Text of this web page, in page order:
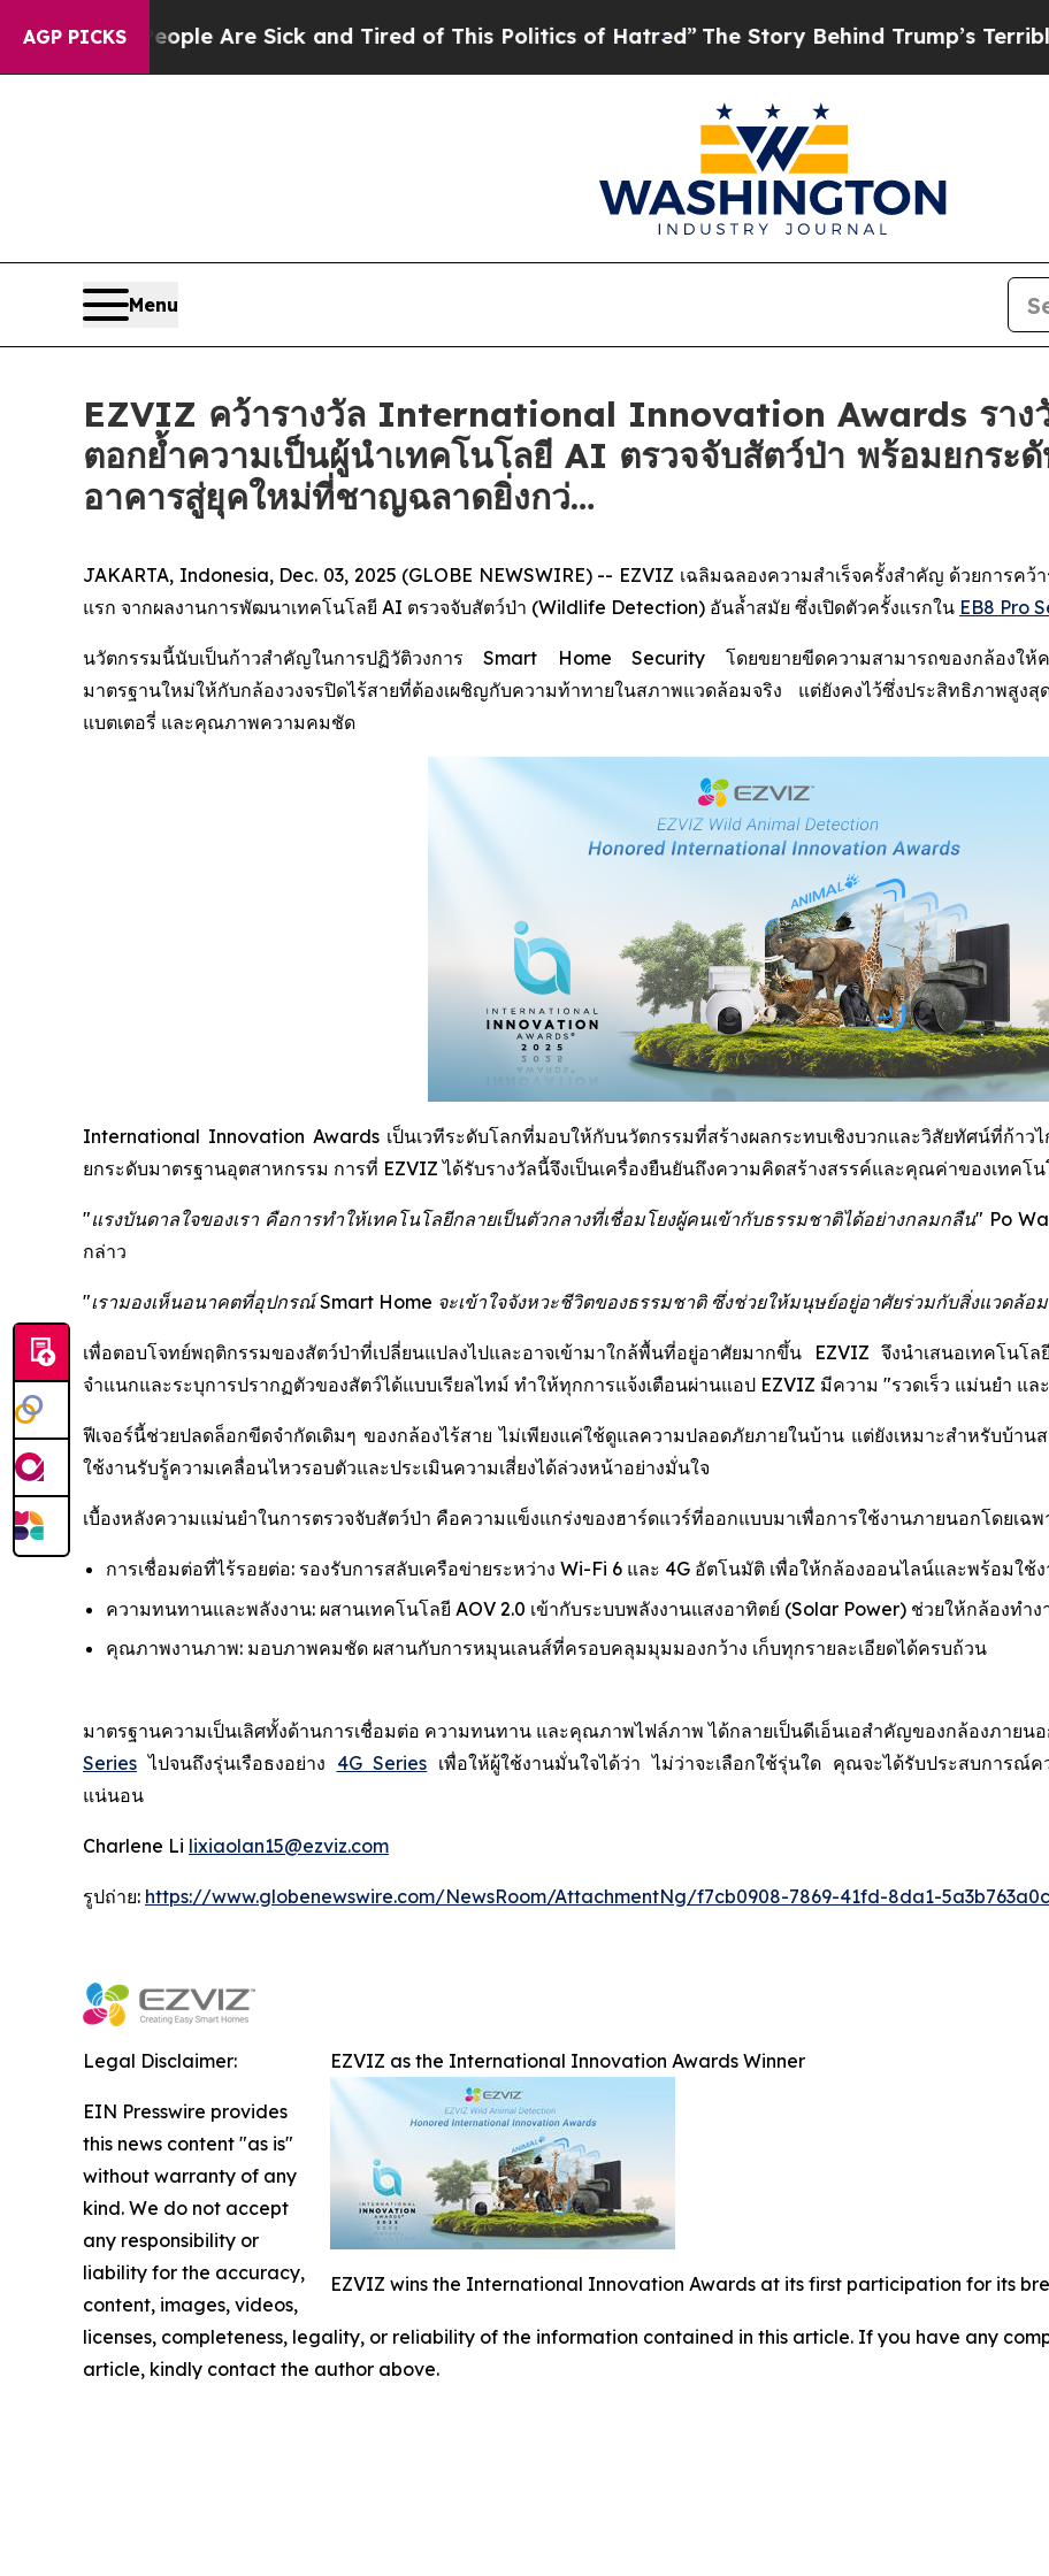
AGP PICKS
“People Are Sick and Tired of This Politics of Hatred” The Story Behind Trump’s Terrible
Menu
EZVIZ คว้ารางวัล International Innovation Awards ราง
ตอกย้ำความเป็นผู้นำเทคโนโลยี AI ตรวจจับสัตว์ป่า พร้อมยกระ
อาคารสู่ยุคใหม่ที่ชาญฉลาดยิ่งกว่…
JAKARTA, Indonesia, Dec. 03, 2025 (GLOBE NEWSWIRE) -- EZVIZ เฉลิมฉลองความสำเร็จครั้งสำคัญ ด้วยการค
แรก จากผลงานการพัฒนาเทคโนโลยี AI ตรวจจับสัตว์ป่า (Wildlife Detection) อันล้ำสมัย ซึ่งเปิดตัวครั้งแรกใน EB8 Pro
นวัตกรรมนี้นับเป็นก้าวสำคัญในการปฏิวัติวงการ Smart Home Security โดยขยายขีดความสามารถของกล้องให้
มาตรฐานใหม่ให้กับกล้องวงจรปิดไร้สายที่ต้องเผชิญกับความท้าทายในสภาพแวดล้อมจริง แต่ยังคงไว้ซึ่งประสิทธิภาพ
แบตเตอรี่ และคุณภาพความคมชัด
International Innovation Awards เป็นเวทีระดับโลกที่มอบให้กับนวัตกรรมที่สร้างผลกระทบเชิงบวกและวิสัยทัศน์ที่ก้า
ยกระดับมาตรฐานอุตสาหกรรม การที่ EZVIZ ได้รับรางวัลนี้จึงเป็นเครื่องยืนยันถึงความคิดสร้างสรรค์และคุณค่าของเทคโ
"แรงบันดาลใจของเรา คือการทำให้เทคโนโลยีกลายเป็นตัวกลางที่เชื่อมโยงผู้คนเข้ากับธรรมชาติได้อย่างกลมกลืน" Po
กล่าว
"เรามองเห็นอนาคตที่อุปกรณ์ Smart Home จะเข้าใจจังหวะชีวิตของธรรมชาติ ซึ่งช่วยให้มนุษย์อยู่อาศัยร่วมกับสิ่งแวดล้อ
เพื่อตอบโจทย์พฤติกรรมของสัตว์ป่าที่เปลี่ยนแปลงไปและอาจเข้ามาใกล้พื้นที่อยู่อาศัยมากขึ้น EZVIZ จึงนำเสนอเทคโ
จำแนกและระบุการปรากฏตัวของสัตว์ได้แบบเรียลไทม์ ทำให้ทุกการแจ้งเตือนผ่านแอป EZVIZ มีความ "รวดเร็ว แม่นยำ
ฟีเจอร์นี้ช่วยปลดล็อกขีดจำกัดเดิมๆ ของกล้องไร้สาย ไม่เพียงแค่ใช้ดูแลความปลอดภัยภายในบ้าน แต่ยังเหมาะสำหรับบ้า
ใช้งานรับรู้ความเคลื่อนไหวรอบตัวและประเมินความเสี่ยงได้ล่วงหน้าอย่างมั่นใจ
เบื้องหลังความแม่นยำในการตรวจจับสัตว์ป่า คือความแข็งแกร่งของฮาร์ดแวร์ที่ออกแบบมาเพื่อการใช้งานภายนอกโดยเฉพ
การเชื่อมต่อที่ไร้รอยต่อ: รองรับการสลับเครือข่ายระหว่าง Wi-Fi 6 และ 4G อัตโนมัติ เพื่อให้กล้องออนไลน์และพร้อม
ความทนทานและพลังงาน: ผสานเทคโนโลยี AOV 2.0 เข้ากับระบบพลังงานแสงอาทิตย์ (Solar Power) ช่วยให้กล้องทำ
คุณภาพงานภาพ: มอบภาพคมชัด ผสานกับการหมุนเลนส์ที่ครอบคลุมมุมมองกว้าง เก็บทุกรายละเอียดได้ครบถ้วน
มาตรฐานความเป็นเลิศทั้งด้านการเชื่อมต่อ ความทนทาน และคุณภาพไฟล์ภาพ ได้กลายเป็นดีเอ็นเอสำคัญของกล้องภายน
Series ไปจนถึงรุ่นเรือธงอย่าง 4G Series เพื่อให้ผู้ใช้งานมั่นใจได้ว่า ไม่ว่าจะเลือกใช้รุ่นใด คุณจะได้รับประสบการ
แน่นอน
Charlene Li lixiaolan15@ezviz.com
รูปถ่าย: https://www.globenewswire.com/NewsRoom/AttachmentNg/f7cb0908-7869-41fd-8da1-
EZVIZ as the International Innovation Awards Winner
EZVIZ wins the International Innovation Awards at its first participation for its
Legal Disclaimer:
EIN Presswire provides
this news content "as is"
without warranty of any
kind. We do not accept
any responsibility or
liability for the accuracy,
content, images, videos,
licenses, completeness, legality, or reliability of the information contained in this article. If you have any
article, kindly contact the author above.